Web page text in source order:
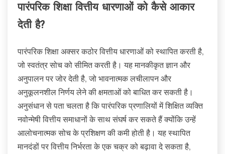
पारंपरिक शिक्षा वित्तीय धारणाओं को कैसे आकार
देती है?
पारंपरिक शिक्षा अक्सर कठोर वित्तीय धारणाओं को स्थापित करती है,
जो स्वतंत्र सोच को सीमित करती है। यह मानकीकृत ज्ञान और
अनुपालन पर जोर देती है, जो भावनात्मक लचीलापन और
अनुकूलनशील निर्णय लेने की क्षमताओं को बाधित कर सकती है।
अनुसंधान से पता चलता है कि पारंपरिक प्रणालियों में शिक्षित व्यक्ति
नवोन्मेषी वित्तीय समाधानों के साथ संघर्ष कर सकते हैं क्योंकि उन्हें
आलोचनात्मक सोच के प्रशिक्षण की कमी होती है। यह स्थापित
मानदंडों पर वित्तीय निर्भरता के एक चक्र को बढ़ावा दे सकता है,